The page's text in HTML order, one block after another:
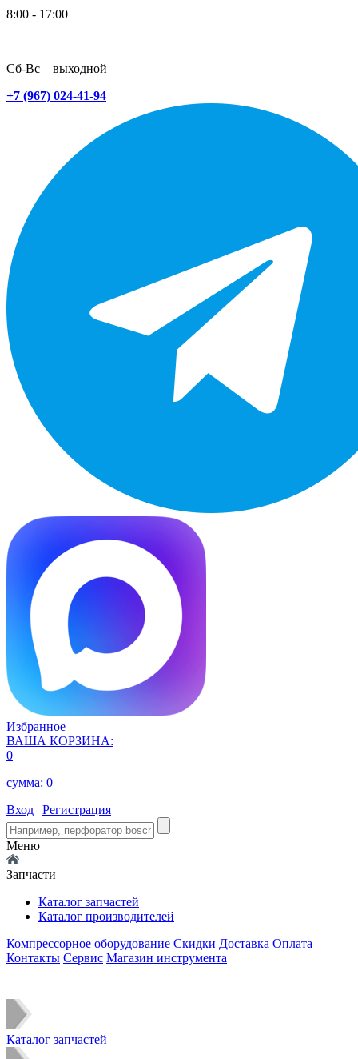
8:00 - 17:00
Сб-Вс – выходной
+7 (967) 024-41-94
Избранное
ВАША КОРЗИНА:
0
сумма: 0
Вход | Регистрация
Меню
Запчасти
Каталог запчастей
Каталог производителей
Компрессорное оборудование Скидки Доставка Оплата
Контакты Сервис Магазин инструмента
Каталог запчастей